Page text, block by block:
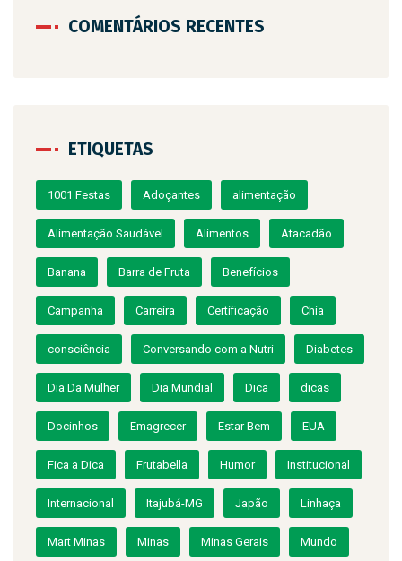
COMENTÁRIOS RECENTES
ETIQUETAS
1001 Festas Adoçantes alimentação
Alimentação Saudável Alimentos Atacadão
Banana Barra de Fruta Benefícios
Campanha Carreira Certificação Chia
consciência Conversando com a Nutri Diabetes
Dia Da Mulher Dia Mundial Dica dicas
Docinhos Emagrecer Estar Bem EUA
Fica a Dica Frutabella Humor Institucional
Internacional Itajubá-MG Japão Linhaça
Mart Minas Minas Minas Gerais Mundo